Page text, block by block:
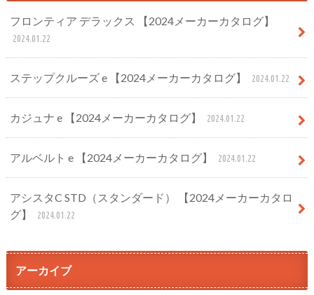
フロンティア デラックス 【2024メーカーカタログ】
2024.01.22
ステップクルーズ e 【2024メーカーカタログ】 2024.01.22
カジュナ e 【2024メーカーカタログ】 2024.01.22
アルベルト e 【2024メーカーカタログ】 2024.01.22
アシスタC STD（スタンダード） 【2024メーカーカタロ
グ】
2024.01.22
アーカイブ